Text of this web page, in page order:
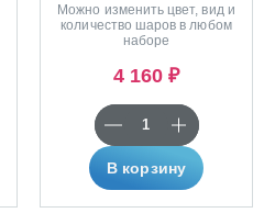
Можно изменить цвет, вид и
количество шаров в любом
наборе
4 160 ₽
В корзину